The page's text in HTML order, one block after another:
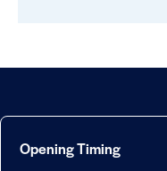
Opening Timing